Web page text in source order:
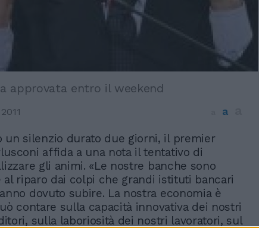
approvata entro il weekend
a
un silenzio durato due giorni, il premier
affida a una nota il tentativo di
gli animi. «Le nostre banche sono
al riparo dai colpi che grandi istituti bancari
dovuto subire. La nostra economia è
contare sulla capacità innovativa dei nostri
sulla laboriosità dei nostri lavoratori, sul